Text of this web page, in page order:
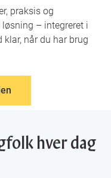
praksis og
– integreret i
klar, når du har brug
hver dag